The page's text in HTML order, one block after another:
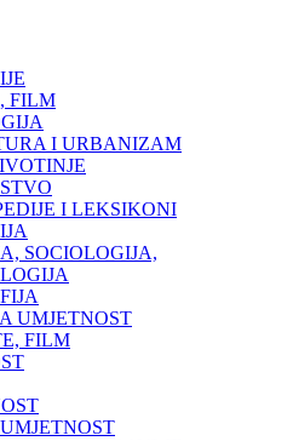
FILM
I URBANIZAM
I LEKSIKONI
SOCIOLOGIJA,
UMJETNOST
FILM